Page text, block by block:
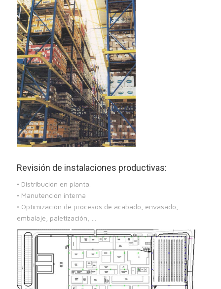
Revisión de instalaciones productivas:
• Distribución en planta.
• Manutención interna
• Optimización de procesos de acabado, envasado,
embalaje, paletización, …